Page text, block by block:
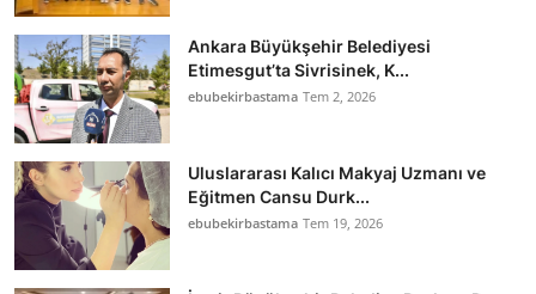
Ankara Büyükşehir Belediyesi
Etimesgut’ta Sivrisinek, K...
ebubekirbastama Tem 2, 2026
Uluslararası Kalıcı Makyaj Uzmanı ve
Eğitmen Cansu Durk...
ebubekirbastama Tem 19, 2026